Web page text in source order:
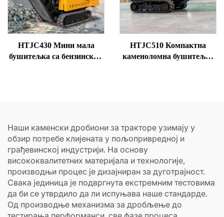
HTJC430 Мини мала
бушитељка са бензинским
HTJC510 Компактна
каменоломна бушитељка
Наши каменски дробиони за тракторе узимају у
обзир потребе клијената у пољопривредној и
грађевинској индустрији. На основу
висококвалитетних материјала и технологије,
производњи процес је дизајниран за дуготрајност.
Свака јединица је подвргнута екстремним тестовима
да би се утврдило да ли испуњава наше стандарде.
Од производње механизма за дробљење до